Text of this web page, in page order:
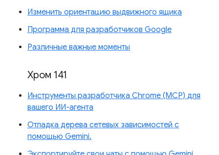
Изменить ориентацию выдвижного ящика
Программа для разработчиков Google
Различные важные моменты
Хром 141
Инструменты разработчика Chrome (MCP) для
вашего ИИ-агента
Отладка дерева сетевых зависимостей с
помощью Gemini.